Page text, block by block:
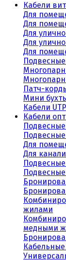
Кабели
Для
Для
Для
Для
Для
Патч-
Мини
Кабели
Кабели
Для
Для
жилами
медными